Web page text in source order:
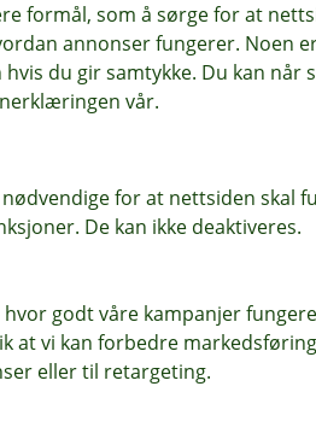
være lurt å kjenne til
høyere
og bedre pensjon er
pensjon fremfor
Lønnsinntekt må
arbeidsgiver må først
pensjon den dagen man
formål, som å sørge for at
annonser fungerer. Noen
du gir samtykke. Du kan når
vår.
for at nettsiden skal
De kan ikke deaktiveres.
godt våre kampanjer
at vi kan forbedre
eller til retargeting.